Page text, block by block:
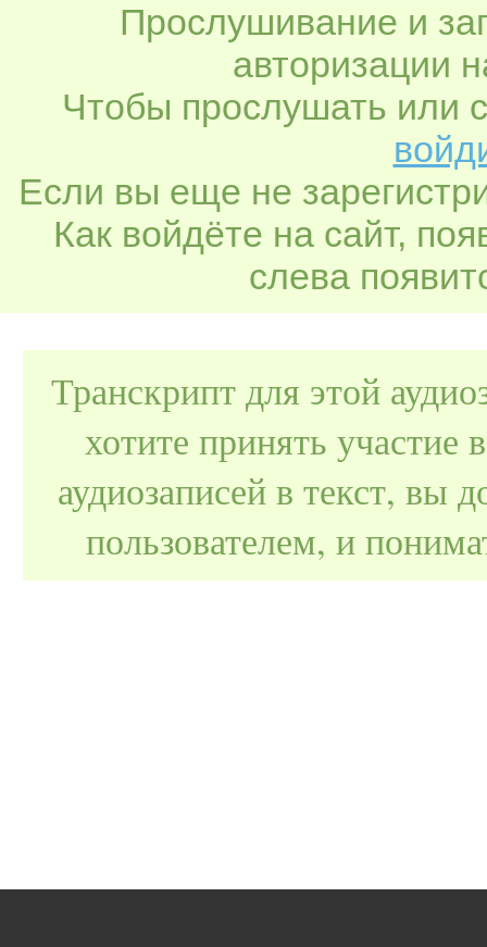
Прослушивание и
авторизации
Чтобы прослушать или
Если вы еще не
Как войдёте на сайт,
слева
Транскрипт для этой
хотите принять
аудиозаписей в текст, вы
пользователем, и